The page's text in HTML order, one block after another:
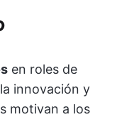
en roles de
innovación y
motivan a los